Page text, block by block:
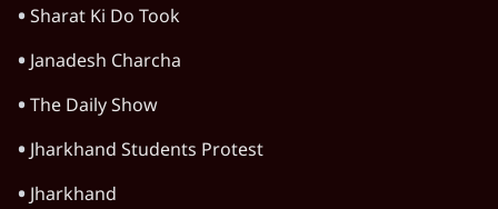
Sharat Ki Do Took
Janadesh Charcha
The Daily Show
Jharkhand Students Protest
Jharkhand